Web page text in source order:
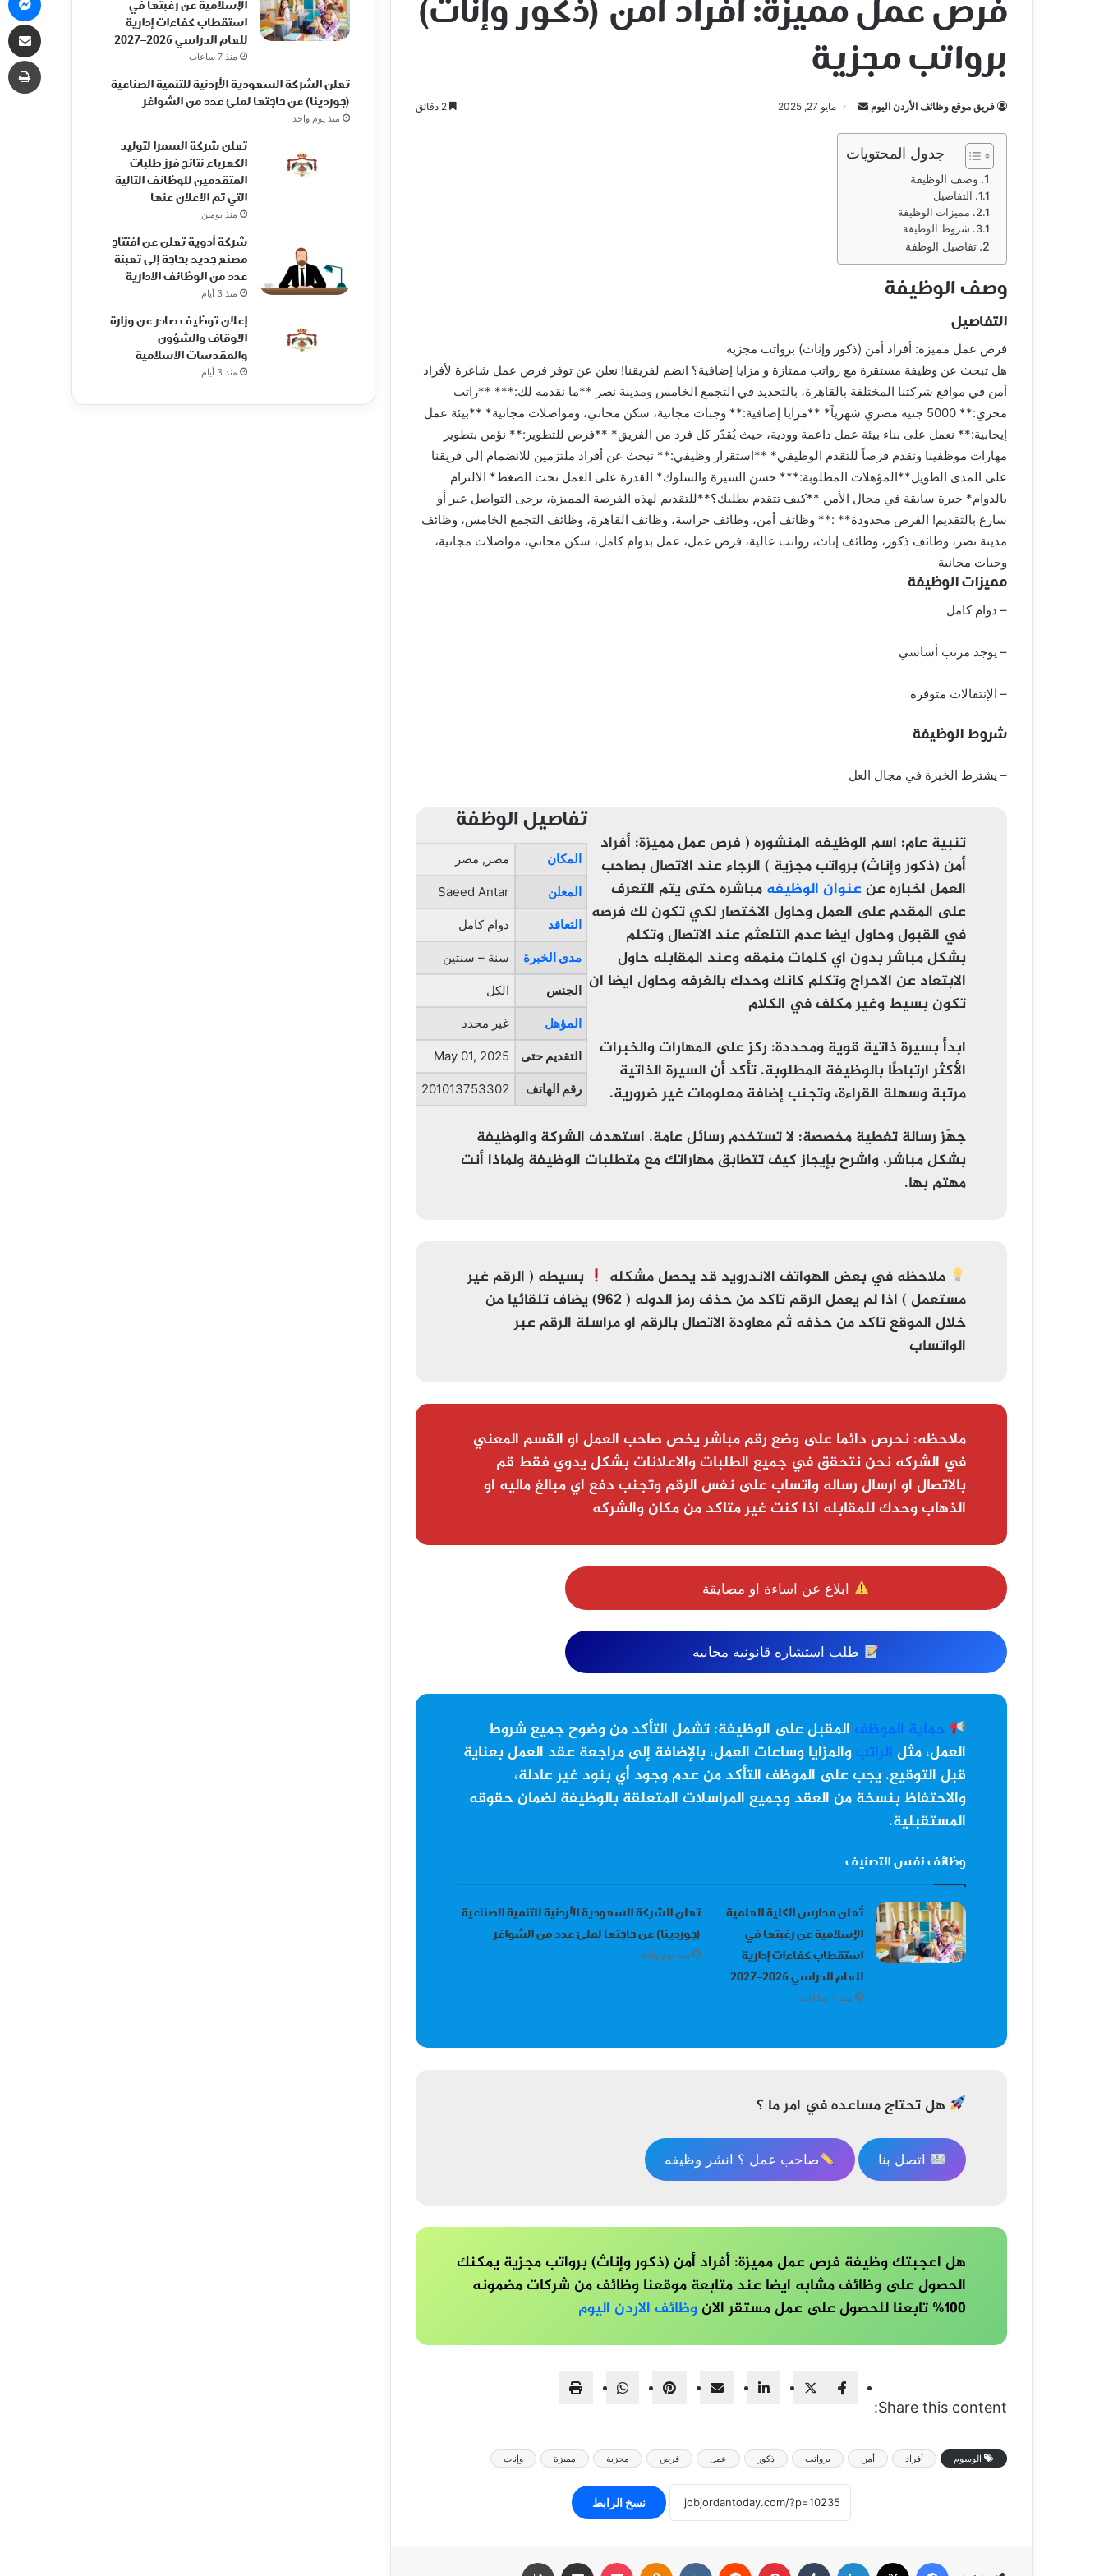
فرص عمل مميزة: أفراد أمن (ذكور وإناث)
برواتب مجزية
فريق موقع وظائف الأردن اليوم
أرسل مايو 27, 2025
جدول المحتويات
وصف الوظيفة
التفاصيل
مميزات الوظيفة
شروط الوظيفة
تفاصيل الوظفة
وصف الوظيفة
التفاصيل
فرص عمل مميزة: أفراد أمن (ذكور وإناث) برواتب مجزية
هل تبحث عن وظيفة مستقرة مع رواتب ممتازة و مزايا إضافية؟ انضم لفريقنا! نعلن عن توفر فرص عمل شاغرة لأفراد
أمن في مواقع شركتنا المختلفة بالقاهرة، بالتحديد في التجمع الخامس ومدينة نصر **ما نقدمه لك:*** **راتب
مجزي:** 5000 جنيه مصري شهرياً* **مزايا إضافية:** وجبات مجانية، سكن مجاني، ومواصلات مجانية* **بيئة عمل
إيجابية:** نعمل على بناء بيئة عمل داعمة وودية، حيث يُقدّر كل فرد من الفريق* **فرص للتطوير:** نؤمن بتطوير
مهارات موظفينا ونقدم فرصاً للتقدم الوظيفي* **استقرار وظيفي:** نبحث عن أفراد ملتزمين للانضمام إلى فريقنا
على المدى الطويل**المؤهلات المطلوبة:*** حسن السيرة والسلوك* القدرة على العمل تحت الضغط* الالتزام
بالدوام* خبرة سابقة في مجال الأمن **كيف تتقدم بطلبك؟**للتقديم لهذه الفرصة المميزة، يرجى التواصل عبر أو
سارع بالتقديم! الفرص محدودة** :** وظائف أمن، وظائف حراسة، وظائف القاهرة، وظائف التجمع الخامس، وظائف
مدينة نصر، وظائف ذكور، وظائف إناث، رواتب عالية، فرص عمل، عمل بدوام كامل، سكن مجاني، مواصلات مجانية،
وجبات مجانية
مميزات الوظيفة
– دوام كامل
– يوجد مرتب أساسي
– الإنتقالات متوفرة
شروط الوظيفة
– يشترط الخبرة في مجال العل
تفاصيل الوظفة
المكان مصر, مصر
المعلن Saeed Antar
التعاقد دوام كامل
مدى الخبرة سنة – سنتين
الجنس الكل
المؤهل غير محدد
التقديم حتى May 01, 2025
رقم الهاتف 201013753302
تنبية عام: اسم الوظيفه المنشوره ( فرص عمل مميزة: أفراد
أمن (ذكور وإناث) برواتب مجزية ) الرجاء عند الاتصال بصاحب
العمل اخباره عن عنوان الوظيفه مباشره حتى يتم التعرف
على المقدم على العمل وحاول الاختصار لكي تكون لك فرصه
في القبول وحاول ايضا عدم التلعثم عند الاتصال وتكلم
بشكل مباشر بدون اي كلمات منمقه وعند المقابله حاول
الابتعاد عن الاحراج وتكلم كانك وحدك بالغرفه وحاول ايضا ان
تكون بسيط وغير مكلف في الكلام
ابدأ بسيرة ذاتية قوية ومحددة: ركز على المهارات والخبرات
الأكثر ارتباطًا بالوظيفة المطلوبة. تأكد أن السيرة الذاتية
مرتبة وسهلة القراءة، وتجنب إضافة معلومات غير ضرورية.
جهّز رسالة تغطية مخصصة: لا تستخدم رسائل عامة. استهدف الشركة والوظيفة
بشكل مباشر، واشرح بإيجاز كيف تتطابق مهاراتك مع متطلبات الوظيفة ولماذا أنت
مهتم بها.
ملاحظهفي بعض الهواتف الاندرويد قد يحصل مشكله بسيطه ( الرقم غير
مستعمل
) اذا لم يعمل الرقم تاكد من حذف رمز الدوله ( 962) يضاف تلقائيا من
خلال الموقع تاكد من حذفه ثم معاودة الاتصال بالرقم او مراسلة الرقم عبر
الواتساب
ملاحظه: نحرص دائما على وضع رقم مباشر يخص صاحب العمل او القسم المعني
في الشركه نحن نتحقق في جميع الطلبات والاعلانات بشكل يدوي فقط قم
بالاتصال او ارسال رساله واتساب على نفس الرقم وتجنب دفع اي مبالغ ماليه او
الذهاب وحدك للمقابله اذا كنت غير متاكد من مكان والشركه
ابلاغ عن اساءة او مضايقة
طلب استشاره قانونيه مجانيه
حماية الموظف المقبل على الوظيفة: تشمل التأكد من وضوح جميع شروط
العمل، مثل الراتب والمزايا وساعات العمل، بالإضافة إلى مراجعة عقد العمل بعناية
قبل التوقيع. يجب على الموظف التأكد من عدم وجود أي بنود غير عادلة،
والاحتفاظ بنسخة من العقد وجميع المراسلات المتعلقة بالوظيفة لضمان حقوقه
المستقبلية.
وظائف نفس التصنيف
تُعلن مدارس الكلية العلمية
الإسلامية عن رغبتها في
استقطاب كفاءات إدارية
للعام الدراسي 2026–2027
منذ 7 ساعات
تعلن الشركة السعودية الأردنية للتنمية الصناعية
(جوردينا) عن حاجتها لملئ عدد من الشواغر
منذ يوم واحد
هل تحتاج مساعده في امر ما ؟
اتصل بنا صاحب عمل ؟ انشر وظيفه
هل اعجبتك وظيفة فرص عمل مميزة: أفراد أمن (ذكور وإناث) برواتب مجزية يمكنك
الحصول على وظائف مشابه ايضا عند متابعة موقعنا وظائف من شركات مضمونه
100% تابعنا للحصول على عمل مستقر الان
وظائف الاردن اليوم
Share this content:
الوسوم أفراد أمن برواتب ذكور عمل فرص مجزية مميزة وإناث
نسخ الرابط
فيسبوك لينكدإن بينتيريست Odnoklassniki
‫Pocket مشاركة عبر البريد
الإسلامية عن رغبتها في
استقطاب كفاءات إدارية
للعام الدراسي 2026–2027
منذ 7 ساعات
تعلن الشركة السعودية الأردنية للتنمية الصناعية
(جوردينا) عن حاجتها لملئ عدد من الشواغر
منذ يوم واحد
تعلن شركة السمرا لتوليد
الكهرباء نتائج فرز طلبات
المتقدمين للوظائف التالية
التي تم الاعلان عنها
منذ يومين
شركة أدوية تعلن عن افتتاح
مصنع جديد بحاجة إلى تعبئة
عدد من الوظائف الادارية
منذ 3 أيام
إعلان توظيف صادر عن وزارة
الاوقاف والشؤون
والمقدسات الاسلامية
منذ 3 أيام